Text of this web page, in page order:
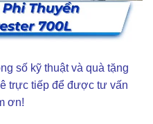
số kỹ thuật và quà tặng
trực tiếp để được tư vấn
ơn!